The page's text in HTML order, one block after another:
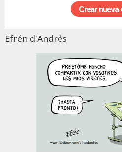
Efrén d'Andrés